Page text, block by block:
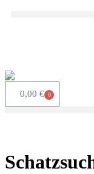
0,00 € 0